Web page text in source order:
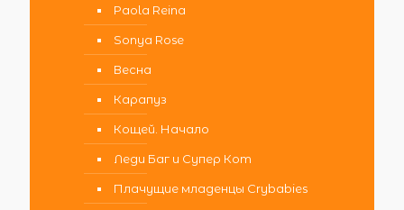
Paola Reina
Sonya Rose
Весна
Карапуз
Кощей. Начало
Леди Баг и Супер Кот
Плачущие младенцы Crybabies